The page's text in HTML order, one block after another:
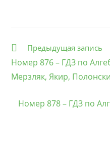
Еще
Предыдущая запись
Номер 876 – ГДЗ по
Мерзляк, Якир,
Номер 878 – ГДЗ по